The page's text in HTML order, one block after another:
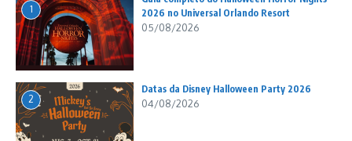
1
2026 no Universal Orlando Resort
05/08/2026
2
Datas da Disney Halloween Party 2026
04/08/2026